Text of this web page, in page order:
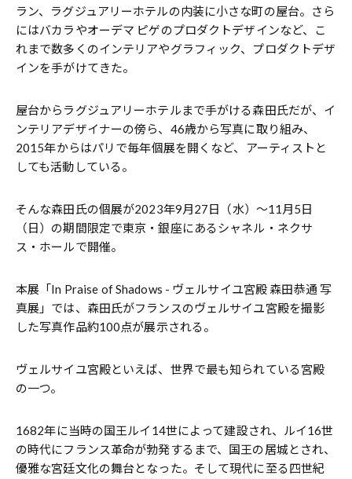
ラン、ラグジュアリーホテルの内装に小さな町の屋台。さら
にはバカラやオーデマ ピゲのプロダクトデザインなど、こ
れまで数多くのインテリアやグラフィック、プロダクトデザ
インを手がけてきた。
屋台からラグジュアリーホテルまで手がける森田氏だが、イ
ンテリアデザイナーの傍ら、46歳から写真に取り組み、
2015年からはパリで毎年個展を開くなど、アーティストと
しても活動している。
そんな森田氏の個展が2023年9月27日（水）〜11月5日
（日）の期間限定で東京・銀座にあるシャネル・ネクサ
ス・ホールで開催。
本展「In Praise of Shadows - ヴェルサイユ宮殿 森田恭通 写
真展」では、森田氏がフランスのヴェルサイユ宮殿を撮影
した写真作品約100点が展示される。
ヴェルサイユ宮殿といえば、世界で最も知られている宮殿
の一つ。
1682年に当時の国王ルイ14世によって建設され、ルイ16世
の時代にフランス革命が勃発するまで、国王の居城とされ、
優雅な宮廷文化の舞台となった。そして現代に至る四世紀